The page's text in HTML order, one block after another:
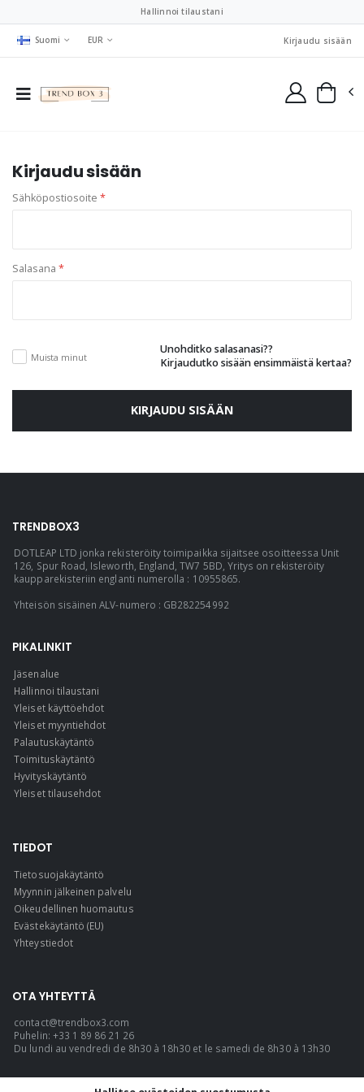
Hallinnoi tilaustani
Suomi EUR Kirjaudu sisään
Kirjaudu sisään
Sähköpostiosoite *
Salasana *
Muista minut
Unohditko salasanasi??
Kirjaudutko sisään ensimmäistä kertaa?
KIRJAUDU SISÄÄN
TRENDBOX3
DOTLEAP LTD jonka rekisteröity toimipaikka sijaitsee osoitteessa Unit
126, Spur Road, Isleworth, England, TW7 5BD, Yritys on rekisteröity
kaupparekisteriin englanti numerolla : 10955865.
Yhteisön sisäinen ALV-numero : GB282254992
PIKALINKIT
Jäsenalue
Hallinnoi tilaustani
Yleiset käyttöehdot
Yleiset myyntiehdot
Palautuskäytäntö
Toimituskäytäntö
Hyvityskäytäntö
Yleiset tilausehdot
TIEDOT
Tietosuojakäytäntö
Myynnin jälkeinen palvelu
Oikeudellinen huomautus
Evästekäytäntö (EU)
Yhteystiedot
OTA YHTEYTTÄ
contact@trendbox3.com
Puhelin: +33 1 89 86 21 26
Du lundi au vendredi de 8h30 à 18h30 et le samedi de 8h30 à 13h30